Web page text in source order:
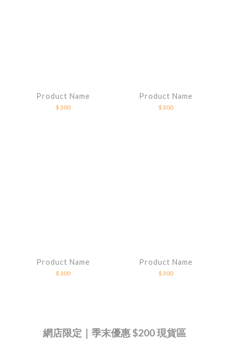
Product Name
$300
Product Name
$300
Product Name
$300
Product Name
$300
網店限定｜季末優惠 $200 現貨區